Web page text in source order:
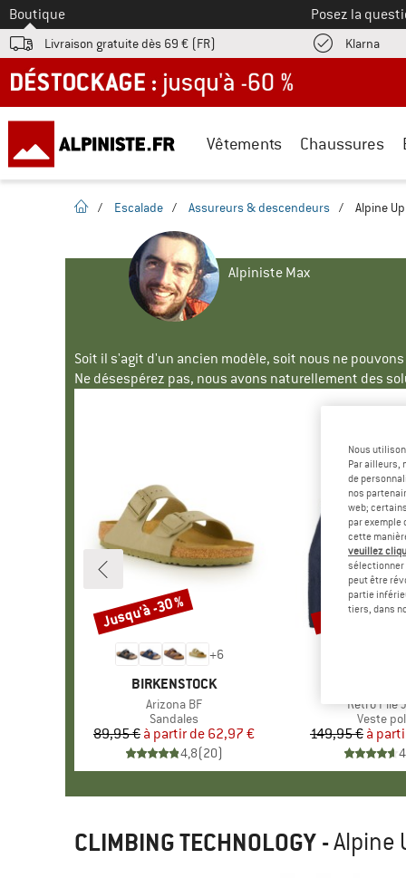
Vers le
Boutique Posez la
Livraison gratuite dès 69 € (FR) Klarna
DÉSTOCKAGE : jusqu'à -60 %
Vêtements Chaussures
Page d'accueil
/ Escalade / Assureurs & descendeurs / Alpine
Alpiniste Max
Soit il s'agit d'un ancien modèle, soit nous ne
Ne désespérez pas, nous avons naturellement des
+6
MARQUE
BIRKENSTOCK
Article
Arizona BF
Product group
Sandales
Prix
89,95 € Prix réduit
à partir de 62,97 €
4,8(20)
Remise
Jusqu'à -30 %
Article
Retro Pile
Product
Veste
149,95 € à
Remise
Jusqu'à -35 %
CLIMBING TECHNOLOGY -Alpine
Nous
Par ailleurs,
de
nos
web;
par
cette
veuillez
sélectionner
peut être
partie
tiers, dans